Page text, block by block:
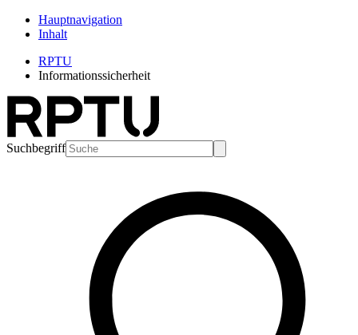
Hauptnavigation
Inhalt
RPTU
Informationssicherheit
Suchbegriff